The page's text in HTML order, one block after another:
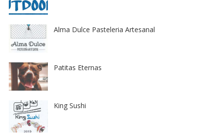
Alma Dulce Pasteleria Artesanal
Patitas Eternas
King Sushi